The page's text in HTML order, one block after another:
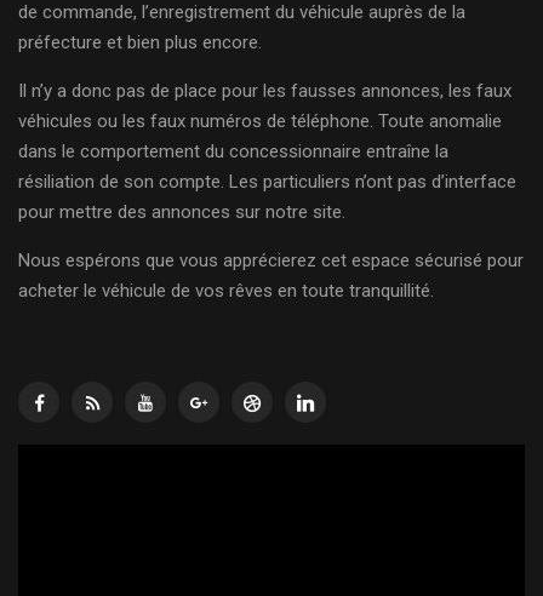
de commande, l’enregistrement du véhicule auprès de la
préfecture et bien plus encore.
Il n’y a donc pas de place pour les fausses annonces, les faux
véhicules ou les faux numéros de téléphone. Toute anomalie
dans le comportement du concessionnaire entraîne la
résiliation de son compte. Les particuliers n’ont pas d’interface
pour mettre des annonces sur notre site.
Nous espérons que vous apprécierez cet espace sécurisé pour
acheter le véhicule de vos rêves en toute tranquillité.